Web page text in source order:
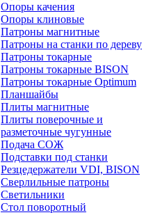
Опоры качения
Опоры клиновые
Патроны магнитные
Патроны на станки по дереву
Патроны токарные
Патроны токарные BISON
Патроны токарные Optimum
Планшайбы
Плиты магнитные
Плиты поверочные и
разметочные чугунные
Подача СОЖ
Подставки под станки
Резцедержатели VDI, BISON
Сверлильные патроны
Светильники
Стол поворотный